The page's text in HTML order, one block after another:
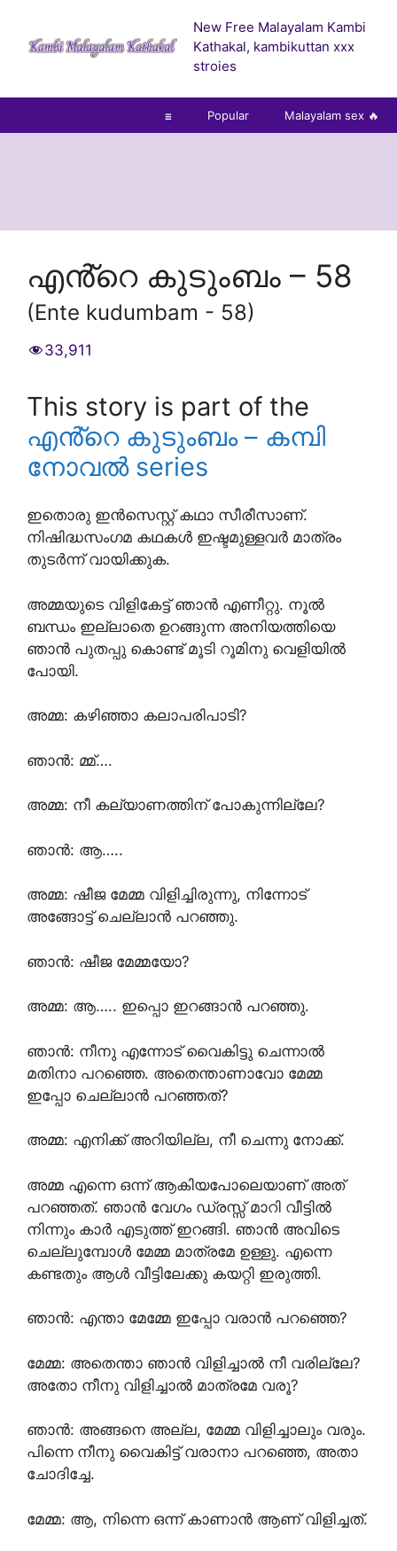
content
New Free Malayalam Kambi
Kathakal, kambikuttan xxx
stroies
☰ Popular Malayalam sex 🔥
എൻ്റെ കുടുംബം – 58
(Ente kudumbam - 58)
33,911
This story is part of the
എൻ്റെ കുടുംബം – കമ്പി
നോവൽ series
ഇതൊരു ഇൻസെസ്റ്റ് കഥാ സീരീസാണ്.
നിഷിദ്ധസംഗമ കഥകൾ ഇഷ്ടമുള്ളവർ മാത്രം
തുടർന്ന് വായിക്കുക.
അമ്മയുടെ വിളികേട്ട് ഞാൻ എണീറ്റു. നൂൽ
ബന്ധം ഇല്ലാതെ ഉറങ്ങുന്ന അനിയത്തിയെ
ഞാൻ പുതപ്പു കൊണ്ട് മൂടി റൂമിനു വെളിയിൽ
പോയി.
അമ്മ: കഴിഞ്ഞാ കലാപരിപാടി?
ഞാൻ: മ്മ്….
അമ്മ: നീ കല്യാണത്തിന് പോകുന്നില്ലേ?
ഞാൻ: ആ…..
അമ്മ: ഷീജ മേമ്മ വിളിച്ചിരുന്നു, നിന്നോട്
അങ്ങോട്ട്‌ ചെല്ലാൻ പറഞ്ഞു.
ഞാൻ: ഷീജ മേമ്മയോ?
അമ്മ: ആ….. ഇപ്പൊ ഇറങ്ങാൻ പറഞ്ഞു.
ഞാൻ: നീനു എന്നോട് വൈകിട്ടു ചെന്നാൽ
മതിനാ പറഞ്ഞെ. അതെന്താണാവോ മേമ്മ
ഇപ്പോ ചെല്ലാൻ പറഞ്ഞത്?
അമ്മ: എനിക്ക് അറിയില്ല, നീ ചെന്നു നോക്ക്.
അമ്മ എന്നെ ഒന്ന് ആകിയപോലെയാണ് അത്
പറഞ്ഞത്. ഞാൻ വേഗം ഡ്രസ്സ്‌ മാറി വീട്ടിൽ
നിന്നും കാർ എടുത്ത് ഇറങ്ങി. ഞാൻ അവിടെ
ചെല്ലുമ്പോൾ മേമ്മ മാത്രമേ ഉള്ളു. എന്നെ
കണ്ടതും ആൾ വീട്ടിലേക്കു കയറ്റി ഇരുത്തി.
ഞാൻ: എന്താ മേമ്മേ ഇപ്പോ വരാൻ പറഞ്ഞെ?
മേമ്മ: അതെന്താ ഞാൻ വിളിച്ചാൽ നീ വരില്ലേ?
അതോ നീനു വിളിച്ചാൽ മാത്രമേ വരൂ?
ഞാൻ: അങ്ങനെ അല്ല, മേമ്മ വിളിച്ചാലും വരും.
പിന്നെ നീനു വൈകിട്ട് വരാനാ പറഞ്ഞെ, അതാ
ചോദിച്ചേ.
മേമ്മ: ആ, നിന്നെ ഒന്ന് കാണാൻ ആണ് വിളിച്ചത്.